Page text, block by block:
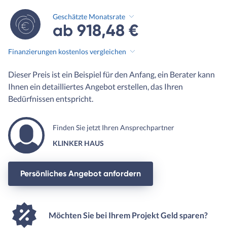
Geschätzte Monatsrate
ab 918,48 €
Finanzierungen kostenlos vergleichen
Dieser Preis ist ein Beispiel für den Anfang, ein Berater kann
Ihnen ein detailliertes Angebot erstellen, das Ihren
Bedürfnissen entspricht.
Finden Sie jetzt Ihren Ansprechpartner
KLINKER HAUS
Persönliches Angebot anfordern
Möchten Sie bei Ihrem Projekt Geld sparen?